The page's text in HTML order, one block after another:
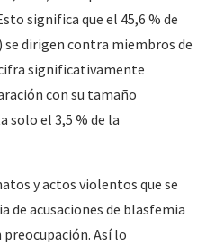
significa que el 45,6 % de
se dirigen contra miembros de
significativamente
con su tamaño
solo el 3,5 % de la
y actos violentos que se
de acusaciones de blasfemia
Así lo